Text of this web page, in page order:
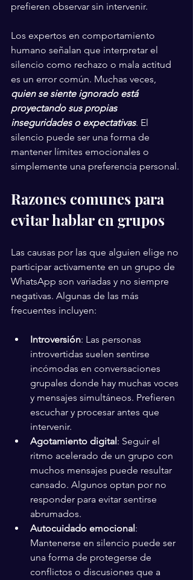
prefieren observar sin intervenir.
Los expertos en comportamiento
humano señalan que interpretar el
silencio como rechazo o mala actitud
es un error común. Muchas veces,
quien se siente ignorado está
proyectando sus propias
inseguridades o expectativas. El
silencio puede ser una forma de
mantener límites emocionales o
simplemente una preferencia personal.
Razones comunes para
evitar hablar en grupos
Las causas por las que alguien elige no
participar activamente en un grupo de
WhatsApp son variadas y no siempre
negativas. Algunas de las más
frecuentes incluyen:
Introversión: Las personas
introvertidas suelen sentirse
incómodas en conversaciones
grupales donde hay muchas voces
y mensajes simultáneos. Prefieren
escuchar y procesar antes que
intervenir.
Agotamiento digital : Seguir el
ritmo acelerado de un grupo con
muchos mensajes puede resultar
cansado. Algunos optan por no
responder para evitar sentirse
abrumados.
Autocuidado emocional :
Mantenerse en silencio puede ser
una forma de protegerse de
conflictos o discusiones que a